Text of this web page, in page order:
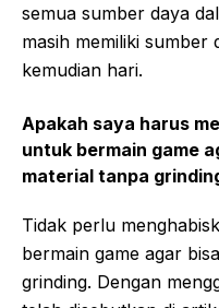
semua sumber daya
masih memiliki sumber
kemudian hari.
Apakah saya harus
untuk bermain game
material tanpa
Tidak perlu
bermain game agar
grinding. Dengan